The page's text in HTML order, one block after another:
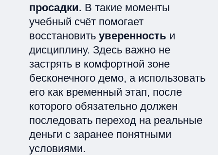
просадки. В такие моменты
учебный счёт помогает
восстановить уверенность и
дисциплину. Здесь важно не
застрять в комфортной зоне
бесконечного демо, а использовать
его как временный этап, после
которого обязательно должен
последовать переход на реальные
деньги с заранее понятными
условиями.